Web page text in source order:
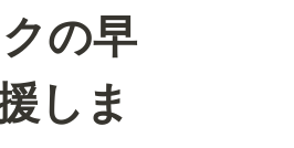
の早
しま